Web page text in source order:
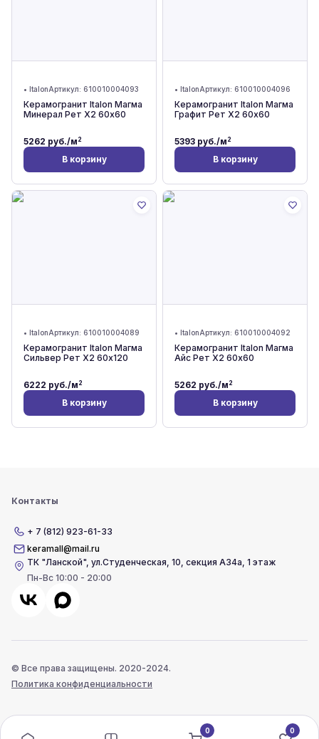
• ItalonАртикул: 610010004093
Керамогранит Italon Магма
Минерал Рет Х2 60x60
5262 руб./м2
В корзину
• ItalonАртикул: 610010004096
Керамогранит Italon Магма
Графит Рет Х2 60x60
5393 руб./м2
В корзину
• ItalonАртикул: 610010004089
Керамогранит Italon Магма
Сильвер Рет Х2 60x120
6222 руб./м2
В корзину
• ItalonАртикул: 610010004092
Керамогранит Italon Магма
Айс Рет Х2 60x60
5262 руб./м2
В корзину
Контакты
+ 7 (812) 923-61-33
keramall@mail.ru
ТК "Ланской",ул.Студенческая, 10, секция А34а, 1 этаж
Пн-Вс 10:00 - 20:00
© Все права защищены. 2020-2024.
Политика конфиденциальности
0 0